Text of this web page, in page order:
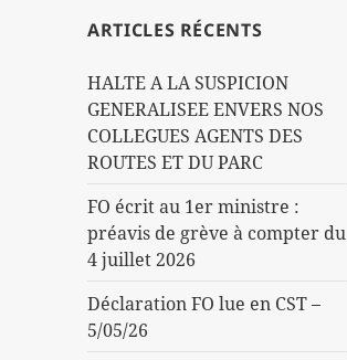
ARTICLES RÉCENTS
HALTE A LA SUSPICION
GENERALISEE ENVERS NOS
COLLEGUES AGENTS DES
ROUTES ET DU PARC
FO écrit au 1er ministre :
préavis de grève à compter du
4 juillet 2026
Déclaration FO lue en CST –
5/05/26